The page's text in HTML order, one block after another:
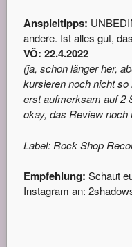
Anspieltipps:
andere. Ist alles gut,
VÖ: 22.4.2022
(ja, schon länger her,
kursieren noch nicht
erst aufmerksam auf 2
okay, das Review
Label: Rock Shop
Empfehlung: Schaut
Instagram an: